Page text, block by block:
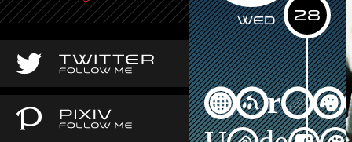
28
Wed